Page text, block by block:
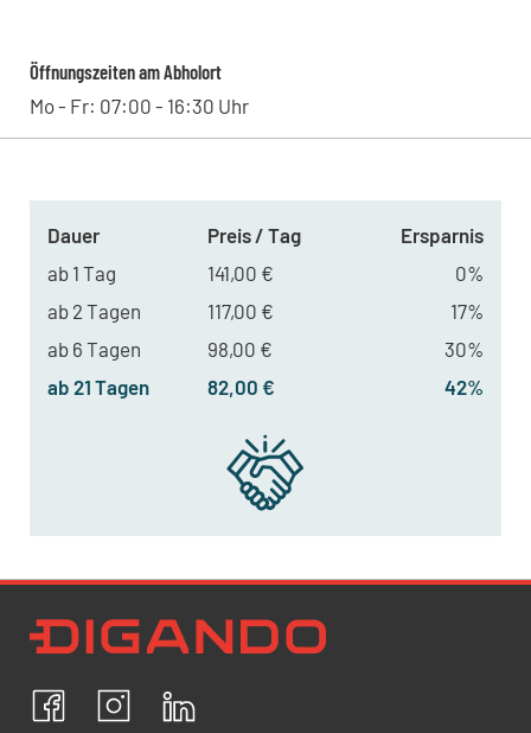
Öffnungszeiten am Abholort
Mo - Fr: 07:00 - 16:30 Uhr
Dauer Preis / Tag
Ersparnis
ab 1 Tag
141,00 €
0%
ab 2 Tagen
117,00 €
17%
ab 6 Tagen
98,00 €
30%
ab 21 Tagen
82,00 € 42%
FacebookInstagram
Ich bestätige, dass ich die
Datenschutzrichtlinien
personenbezogenen Daten einverstanden.